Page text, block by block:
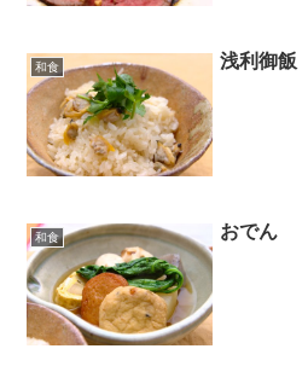
和食 浅利御飯
和食 おでん